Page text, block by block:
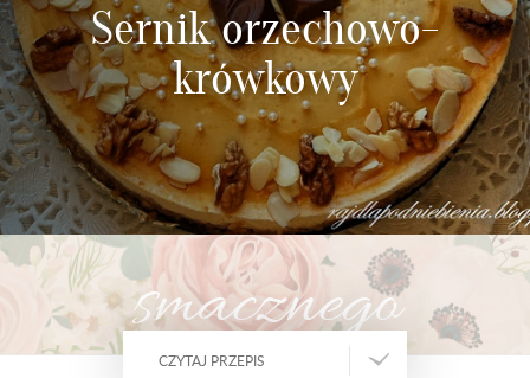
Sernik orzechowo-
krówkowy
smacznego
CZYTAJ PRZEPIS